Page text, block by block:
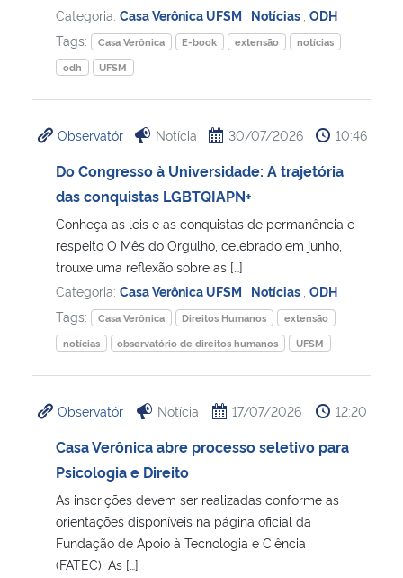
Secretaria de Governo
Gabinete de Segurança Institucional
Categoria: Casa Verônica UFSM Notícias ODH
Tags:
Casa Verônica E-book extensão
notícias
odh
UFSM
Observatór Notícia 30/07/2026 10:46
Do Congresso à Universidade: A trajetória
das conquistas LGBTQIAPN+
Conheça as leis e as conquistas de permanência e
respeito O Mês do Orgulho, celebrado em junho,
trouxe uma reflexão sobre as […]
Categoria: Casa Verônica UFSM Notícias ODH
Tags:
Casa Verônica Direitos Humanos
extensão
notícias
observatório de direitos humanos UFSM
Observatór Notícia 17/07/2026 12:20
Casa Verônica abre processo seletivo para
Psicologia e Direito
As inscrições devem ser realizadas conforme as
orientações disponíveis na página oficial da
Fundação de Apoio à Tecnologia e Ciência
(FATEC). As […]